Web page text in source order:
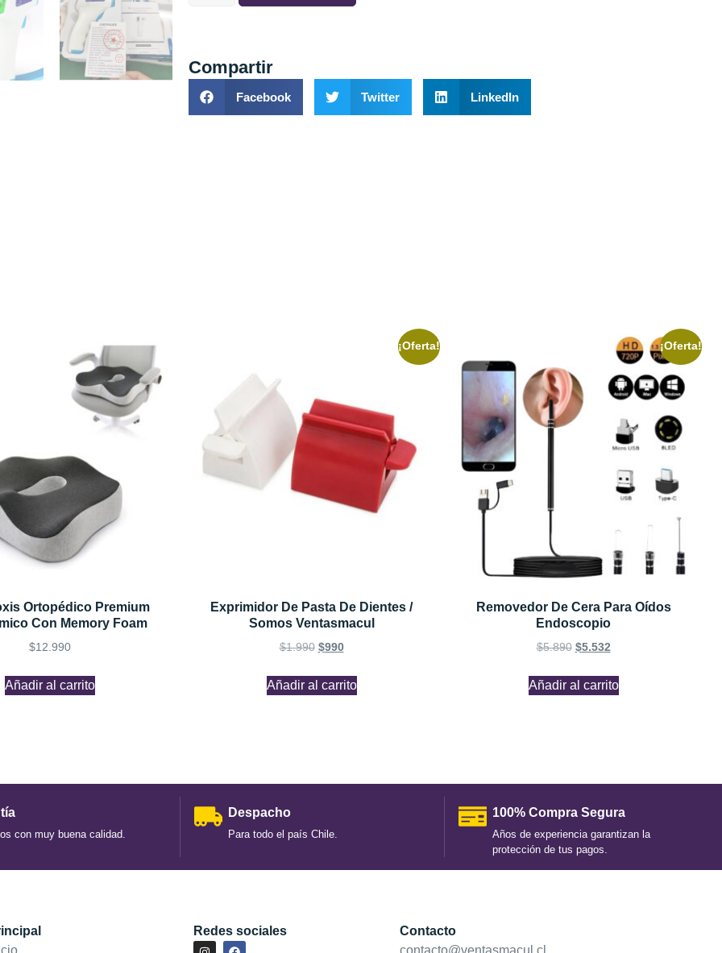
Compartir
Facebook Twitter LinkedIn
Ortopédico Premium
Con Memory Foam
$12.990
Añadir al carrito
¡Oferta!
Exprimidor De Pasta De Dientes /
Somos Ventasmacul
$1.990 $990
Añadir al carrito
¡Oferta!
Removedor De Cera Para Oídos
Endoscopio
$5.890 $5.532
Añadir al carrito
con muy buena calidad.
Despacho
Para todo el país Chile.
100% Compra Segura
Años de experiencia garantizan la
protección de tus pagos.
Redes sociales
Contacto
contacto@ventasmacul.cl